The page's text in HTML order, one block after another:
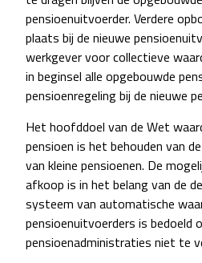
pensioenuitvoerder. Verdere
plaats bij de nieuwe
werkgever voor collectieve
in beginsel alle opgebouwde
pensioenregeling bij de nieuwe
Het hoofddoel van de Wet
pensioen is het behouden van
van kleine pensioenen. De
afkoop is in het belang van de
systeem van automatische
pensioenuitvoerders is bedoeld
pensioenadministraties niet te